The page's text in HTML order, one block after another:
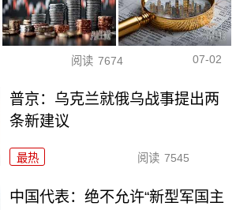
阅读 7674 07-02
普京：乌克兰就俄乌战事提出两
条新建议
最热 阅读 7545
中国代表：绝不允许“新型军国主